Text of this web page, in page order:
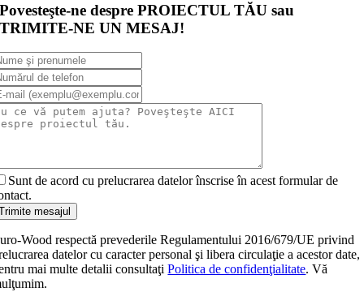
Povesteşte-ne despre PROIECTUL TĂU sau
TRIMITE-NE UN MESAJ!
Sunt de acord cu prelucrarea datelor înscrise în acest formular de
mesajul
Wood respectă prevederile Regulamentului 2016/679/UE privind
datelor cu caracter personal şi libera circulaţie a acestor date,
mai multe detalii consultaţiPolitica de confidenţialitate. Vă